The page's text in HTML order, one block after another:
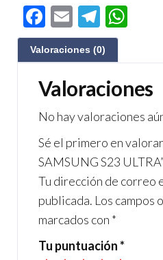
F
ac
e
b
o
o
k
E
m
ail
Te
le
gr
a
m
s
A
p
p
Valoraciones (0)
Valoraciones
No hay valoraciones
Sé el primero en valorar
SAMSUNG S23 ULTRA”
Tu dirección de correo
publicada. Los campos
marcados con *
Tu puntuación*